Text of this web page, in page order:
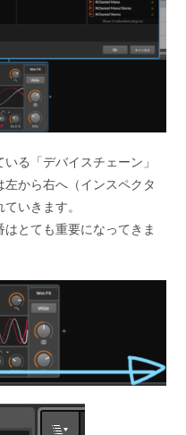
る「デバイスチェーン」
から右へ（インスペクタ
いきます。
とても重要になってきま